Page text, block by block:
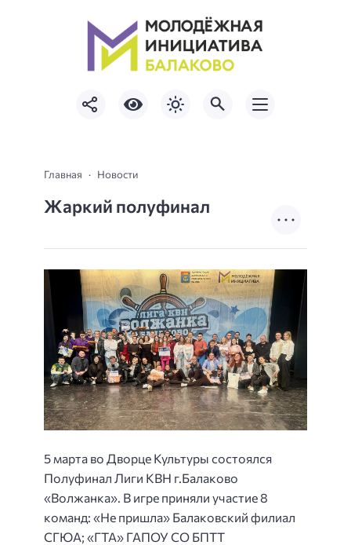
Главная Новости
Жаркий полуфинал
5 марта во Дворце Культуры состоялся
Полуфинал Лиги КВН г.Балаково
«Волжанка». В игре приняли участие 8
команд: «Не пришла» Балаковский филиал
СГЮА; «ГТА» ГАПОУ СО БПТТ